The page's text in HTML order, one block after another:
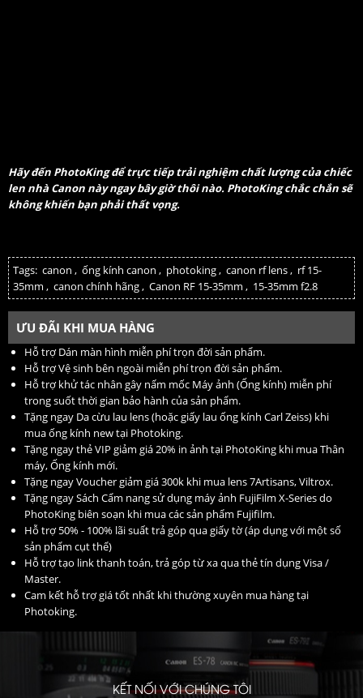
Hãy đến PhotoKing để trực tiếp trải nghiệm chất lượng của chiếc
len nhà Canon này ngay bây giờ thôi nào. PhotoKing chắc chắn sẽ
không khiến bạn phải thất vọng.
Tags: canon , ống kính canon , photoking, canon rf lens, rf 15-
35mm , canon chính hãng, Canon RF 15-35mm , 15-35mm f2.8
ƯU ĐÃI KHI MUA HÀNG
Hỗ trợ Dán màn hình miễn phí trọn đời sản phẩm.
Hỗ trợ Vệ sinh bên ngoài miễn phí trọn đời sản phẩm.
Hỗ trợ khử tác nhân gây nấm mốc Máy ảnh (Ống kính) miễn phí
trong suốt thời gian bảo hành của sản phẩm.
Tặng ngay Da cừu lau lens (hoặc giấy lau ống kính Carl Zeiss) khi
mua ống kính new tại Photoking.
Tặng ngay thẻ VIP giảm giá 20% in ảnh tại PhotoKing khi mua Thân
máy, Ống kính mới.
Tặng ngay Voucher giảm giá 300k khi mua lens 7Artisans, Viltrox.
Tặng ngay Sách Cẩm nang sử dụng máy ảnh FujiFilm X-Series do
PhotoKing biên soạn khi mua các sản phẩm Fujifilm.
Hỗ trợ 50% - 100% lãi suất trả góp qua giấy tờ (áp dụng với một số
sản phẩm cụt thể)
Hỗ trợ tạo link thanh toán, trả góp từ xa qua thẻ tín dụng Visa /
Master.
Cam kết hỗ trợ giá tốt nhất khi thường xuyên mua hàng tại
Photoking.
KẾT NỐI VỚI CHÚNG TÔI